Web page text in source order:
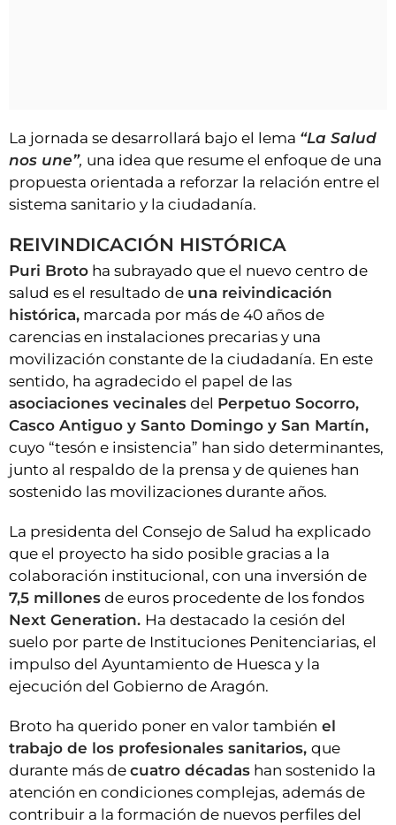
La jornada se desarrollará bajo el lema “La Salud
nos une”, una idea que resume el enfoque de una
propuesta orientada a reforzar la relación entre el
sistema sanitario y la ciudadanía.
REIVINDICACIÓN HISTÓRICA
Puri Broto ha subrayado que el nuevo centro de
salud es el resultado de una reivindicación
histórica, marcada por más de 40 años de
carencias en instalaciones precarias y una
movilización constante de la ciudadanía. En este
sentido, ha agradecido el papel de las
asociaciones vecinales del Perpetuo Socorro,
Casco Antiguo y Santo Domingo y San Martín,
cuyo “tesón e insistencia” han sido determinantes,
junto al respaldo de la prensa y de quienes han
sostenido las movilizaciones durante años.
La presidenta del Consejo de Salud ha explicado
que el proyecto ha sido posible gracias a la
colaboración institucional, con una inversión de
7,5 millones de euros procedente de los fondos
Next Generation. Ha destacado la cesión del
suelo por parte de Instituciones Penitenciarias, el
impulso del Ayuntamiento de Huesca y la
ejecución del Gobierno de Aragón.
Broto ha querido poner en valor también el
trabajo de los profesionales sanitarios, que
durante más de cuatro décadas han sostenido la
atención en condiciones complejas, además de
contribuir a la formación de nuevos perfiles del